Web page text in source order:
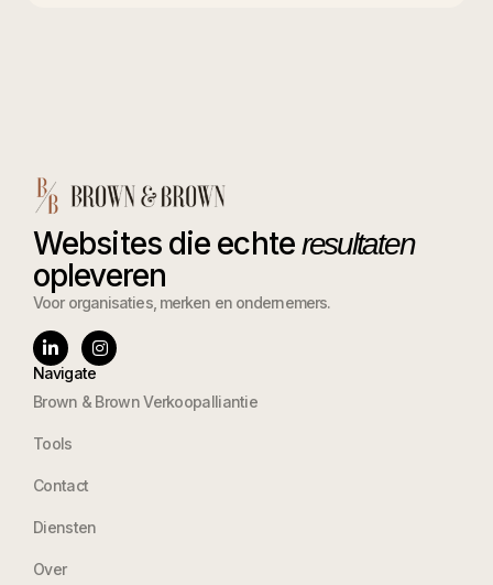
Websites die echteresultaten
opleveren
Voor organisaties, merken en ondernemers.
Navigate
Brown & Brown Verkoopalliantie
Tools
Contact
Diensten
Over